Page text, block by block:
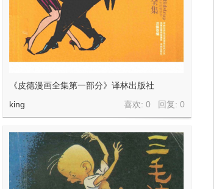
《皮德漫画全集第一部分》译林出版社
喜欢: 0 回复:0
king